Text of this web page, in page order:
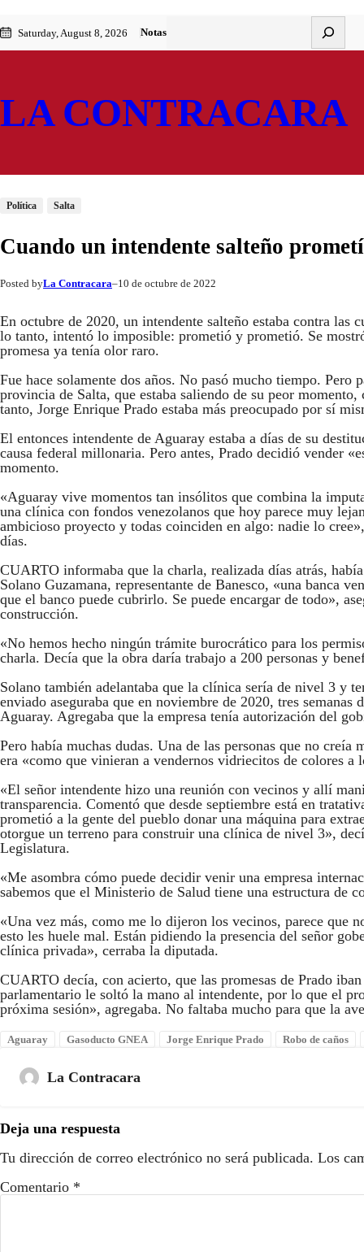
al
contenido
to
content
Saturday, August 8, 2026 Notas
LA CONTRACARA
Política Salta
Cuando un intendente salteño
Posted byLa Contracara–10 de octubre de 2022
En octubre de 2020, un intendente salteño estaba contra las
lo tanto, intentó lo imposible: prometió y prometió. Se
promesa ya tenía olor raro.
Fue hace solamente dos años. No pasó mucho tiempo. Pero
provincia de Salta, que estaba saliendo de su peor
tanto, Jorge Enrique Prado estaba más preocupado por sí
El entonces intendente de Aguaray estaba a días de su
causa federal millonaria. Pero antes, Prado decidió vender
momento.
«Aguaray vive momentos tan insólitos que combina la
una clínica con fondos venezolanos que hoy parece muy
ambicioso proyecto y todas coinciden en algo: nadie lo
días.
CUARTO informaba que la charla, realizada días atrás,
Solano Guzamana, representante de Banesco, «una banca
que el banco puede cubrirlo. Se puede encargar de todo»,
construcción.
«No hemos hecho ningún trámite burocrático para los
charla. Decía que la obra daría trabajo a 200 personas y
Solano también adelantaba que la clínica sería de nivel 3 y
enviado aseguraba que en noviembre de 2020, tres
Aguaray. Agregaba que la empresa tenía autorización del
Pero había muchas dudas. Una de las personas que no
era «como que vinieran a vendernos vidriecitos de colores a
«El señor intendente hizo una reunión con vecinos y allí
transparencia. Comentó que desde septiembre está en
prometió a la gente del pueblo donar una máquina para
otorgue un terreno para construir una clínica de nivel 3»,
Legislatura.
«Me asombra cómo puede decidir venir una empresa
sabemos que el Ministerio de Salud tiene una estructura de
«Una vez más, como me lo dijeron los vecinos, parece que
esto les huele mal. Están pidiendo la presencia del señor
clínica privada», cerraba la diputada.
CUARTO decía, con acierto, que las promesas de Prado
parlamentario le soltó la mano al intendente, por lo que el
próxima sesión», agregaba. No faltaba mucho para que la
Aguaray Gasoducto GNEA Jorge Enrique Prado Robo de caños
La Contracara
Deja una respuesta
Tu dirección de correo electrónico no será publicada. Los
Comentario *